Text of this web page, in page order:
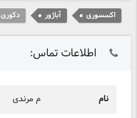
اکسسوری آباژور دکوری
اطلاعات تماس:
نام م مرندی